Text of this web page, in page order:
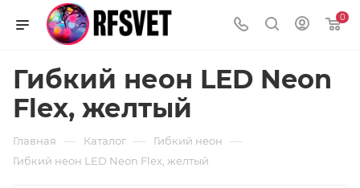
0
Гибкий неон LED Neon
Flex, желтый
Главная — Каталог — Гибкий неон —
Гибкий неон LED Neon Flex, желтый